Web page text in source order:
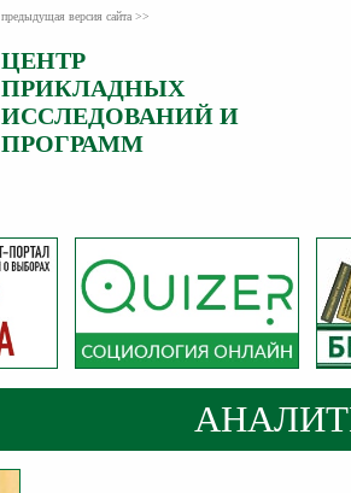
предыдущая версия сайта >>
ЦЕНТР
ПРИКЛАДНЫХ
ИССЛЕДОВАНИЙ И
ПРОГРАММ